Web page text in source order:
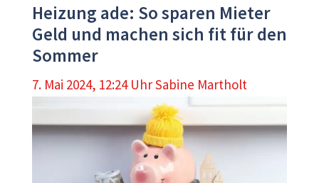
Heizung ade: So sparen Mieter
Geld und machen sich fit für den
Sommer
7. Mai 2024, 12:24 UhrSabine Martholt